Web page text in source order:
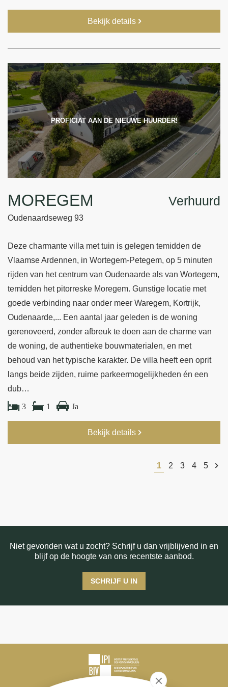
Bekijk details
PROFICIAT AAN DE NIEUWE HUURDER!
MOREGEM
Oudenaardseweg 93
Verhuurd
Deze charmante villa met tuin is gelegen temidden de
Vlaamse Ardennen, in Wortegem-Petegem, op 5 minuten
rijden van het centrum van Oudenaarde als van Wortegem,
temidden het pitorreske Moregem. Gunstige locatie met
goede verbinding naar onder meer Waregem, Kortrijk,
Oudenaarde,... Een aantal jaar geleden is de woning
gerenoveerd, zonder afbreuk te doen aan de charme van
de woning, de authentieke bouwmaterialen, en met
behoud van het typische karakter. De villa heeft een oprit
langs beide zijden, ruime parkeermogelijkheden én een
dub…
3 1 Ja
Bekijk details
1 2 3 4 5
Niet gevonden wat u zocht? Schrijf u dan vrijblijvend in en
blijf op de hoogte van ons recentste aanbod.
SCHRIJF U IN